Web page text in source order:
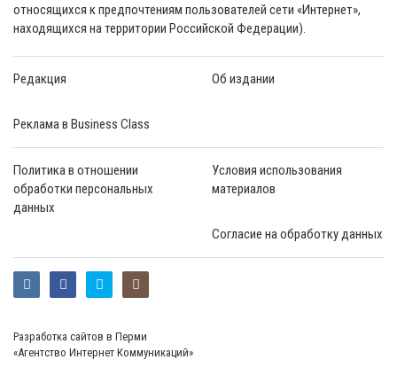
относящихся к предпочтениям пользователей сети «Интернет»,
находящихся на территории Российской Федерации).
Редакция Об издании
Реклама в Business Class
Политика в отношении
обработки персональных
данных
Условия использования
материалов
Согласие на обработку данных
Разработка сайтов в Перми
«Агентство Интернет Коммуникаций»